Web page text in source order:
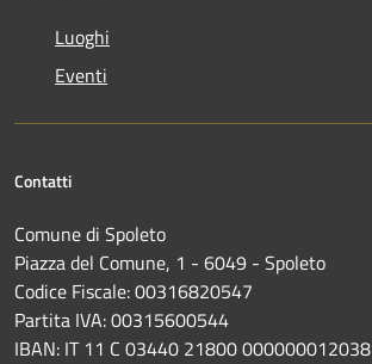
Luoghi
Eventi
Contatti
Comune di Spoleto
Piazza del Comune, 1 - 6049 - Spoleto
Codice Fiscale: 00316820547
Partita IVA: 00315600544
IBAN: IT 11 C 03440 21800 000000012038